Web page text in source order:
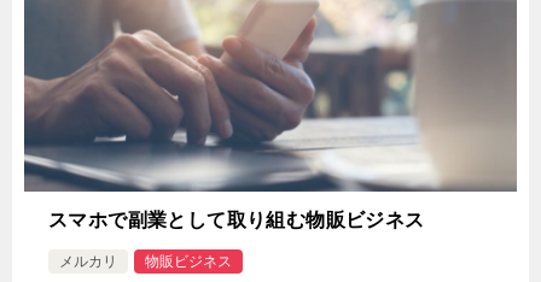
スマホで副業として取り組む物販ビジネス
メルカリ 物販ビジネス